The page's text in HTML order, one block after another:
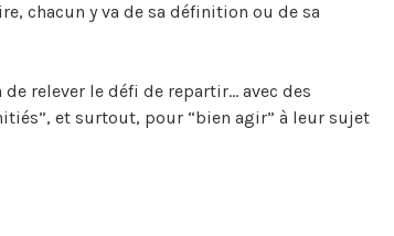
chacun y va de sa définition ou de sa
relever le défi de repartir... avec des
et surtout, pour “bien agir” à leur sujet